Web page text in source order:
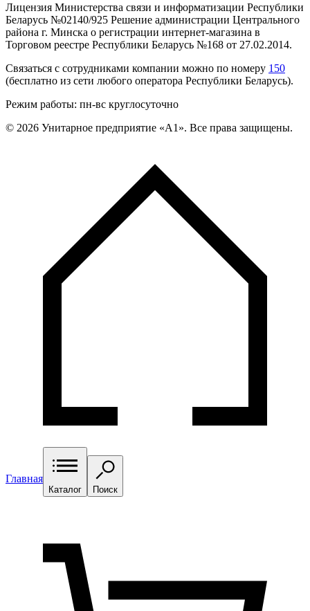
Лицензия Министерства связи и информатизации Республики
Беларусь №02140/925 Решение администрации Центрального
района г. Минска о регистрации интернет-магазина в
Торговом реестре Республики Беларусь №168 от 27.02.2014.
Связаться с сотрудниками компании можно по номеру 150
(бесплатно из сети любого оператора Республики Беларусь).
Режим работы: пн-вс круглосуточно
© 2026 Унитарное предприятие «А1». Все права защищены.
Главная
Каталог Поиск